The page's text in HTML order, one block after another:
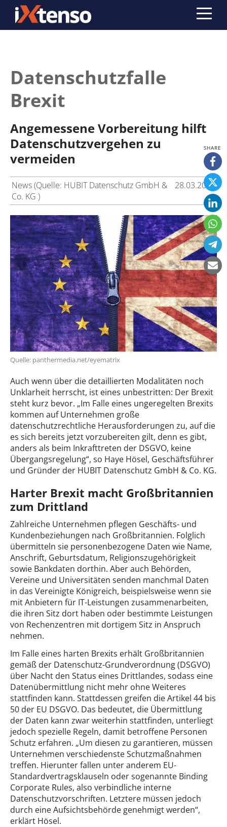
Datenschutzfalle
Brexit
Angemessene Vorbereitung hilft
Datenschutzvergehen zu
vermeiden
News (Quelle: HUBIT Datenschutz GmbH &
Co. KG )
28.03.2019
Quelle: panthermedia.net/eyematrix
Auch wenn über die detaillierten Modalitäten noch
Unklarheit herrscht, ist eines unbestritten: Der Brexit
steht kurz bevor. „Im Falle eines ungeregelten Brexits
kommen auf Unternehmen große
datenschutzrechtliche Herausforderungen zu, auf die
es sich bereits jetzt vorzubereiten gilt, denn es gibt,
anders als beim Inkrafttreten der DSGVO, keine
Übergangsregelung“, so Haye Hösel, Geschäftsführer
und Gründer der HUBIT Datenschutz GmbH & Co. KG.
Harter Brexit macht Großbritannien
zum Drittland
Zahlreiche Unternehmen pflegen Geschäfts- und
Kundenbeziehungen nach Großbritannien. Folglich
übermitteln sie personenbezogene Daten wie Name,
Anschrift, Geburtsdatum, Religionszugehörigkeit
sowie Bankdaten dorthin. Aber auch Behörden,
Vereine und Universitäten senden manchmal Daten
in das Vereinigte Königreich, beispielsweise wenn sie
mit Anbietern für IT-Leistungen zusammenarbeiten,
die ihren Sitz dort haben oder bestimmte Leistungen
von Rechenzentren mit dortigem Sitz in Anspruch
nehmen.
Im Falle eines harten Brexits erhält Großbritannien
gemäß der Datenschutz-Grundverordnung (DSGVO)
über Nacht den Status eines Drittlandes, sodass eine
Datenübermittlung nicht mehr ohne Weiteres
stattfinden kann. Stattdessen greifen die Artikel 44 bis
50 der EU DSGVO. Das bedeutet, die Übermittlung
der Daten kann zwar weiterhin stattfinden, unterliegt
jedoch spezielle Regeln, damit betroffene Personen
Schutz erfahren. „Um diesen zu garantieren, müssen
Unternehmen verschiedenste Schutzmaßnahmen
treffen. Hierunter fallen unter anderem EU-
Standardvertragsklauseln oder sogenannte Binding
Corporate Rules, also verbindliche interne
Datenschutzvorschriften. Letztere müssen jedoch
durch eine Aufsichtsbehörde genehmigt werden“,
erklärt Hösel.